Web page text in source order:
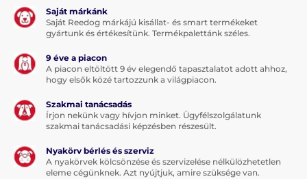
Saját márkánk
Saját Reedog márkájú kisállat- és smart termékeket
gyártunk és értékesítünk. Termékpalettánk széles.
9 éve a piacon
A piacon eltöltött 9 év elegendő tapasztalatot adott ahhoz,
hogy elsők közé tartozzunk a világpiacon.
Szakmai tanácsadás
Írjon nekünk vagy hívjon minket. Ügyfélszolgálatunk
szakmai tanácsadási képzésben részesült.
Nyakörv bérlés és szerviz
A nyakörvek kölcsönzése és szervizelése nélkülözhetetlen
eleme cégünknek. Azt nyújtjuk, amire szüksége van.